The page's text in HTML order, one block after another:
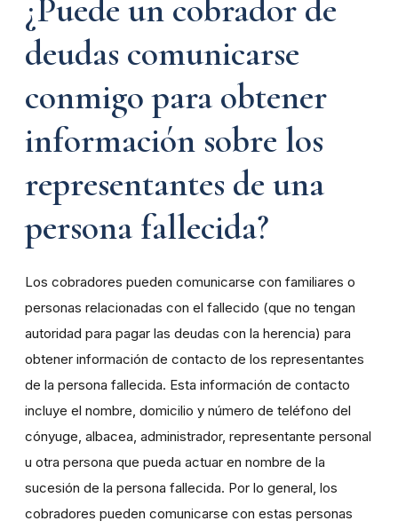
¿Puede un cobrador de
deudas comunicarse
conmigo para obtener
información sobre los
representantes de una
persona fallecida?
Los cobradores pueden comunicarse con familiares o
personas relacionadas con el fallecido (que no tengan
autoridad para pagar las deudas con la herencia) para
obtener información de contacto de los representantes
de la persona fallecida. Esta información de contacto
incluye el nombre, domicilio y número de teléfono del
cónyuge, albacea, administrador, representante personal
u otra persona que pueda actuar en nombre de la
sucesión de la persona fallecida. Por lo general, los
cobradores pueden comunicarse con estas personas